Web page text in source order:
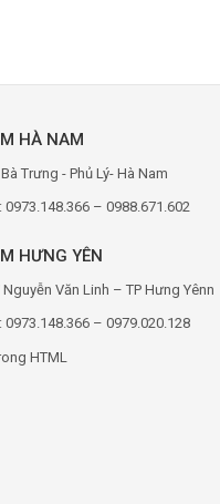
HÀ NAM
Trưng - Phủ Lý- Hà Nam
– 0988.671.602
HƯNG YÊN
Văn Linh – TP Hưng Yênn
– 0979.020.128